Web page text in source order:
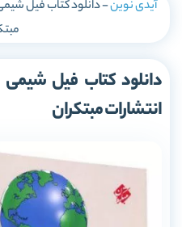
آیدی نوین-دانلود کتاب فیل
دانلود کتاب فیل
انتشارات مبتکران